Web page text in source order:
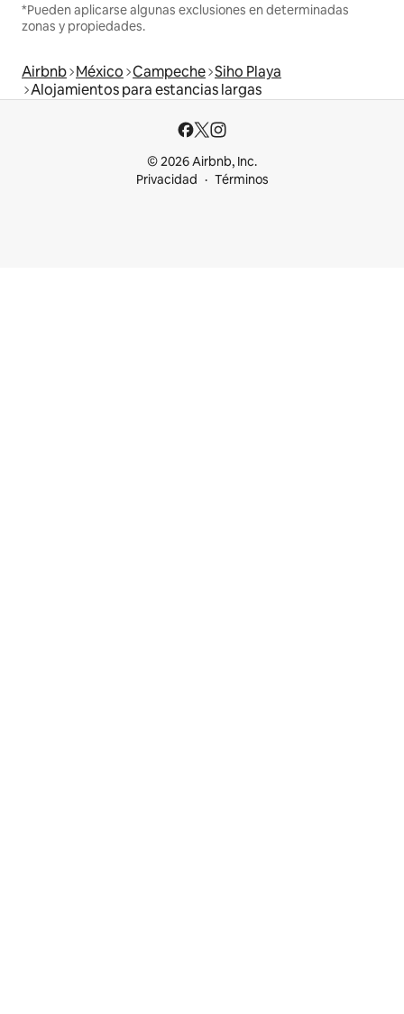
*Pueden aplicarse algunas exclusiones en determinadas
zonas y propiedades.
Airbnb México Campeche Siho Playa
Alojamientos para estancias largas
© 2026 Airbnb, Inc.
Privacidad
Términos